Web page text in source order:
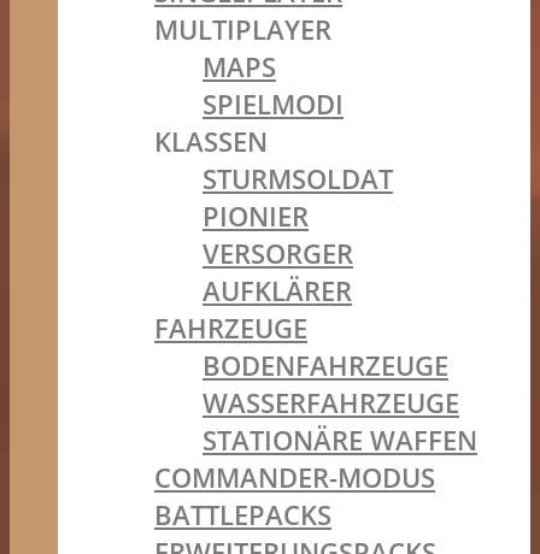
MULTIPLAYER
MAPS
SPIELMODI
KLASSEN
STURMSOLDAT
PIONIER
VERSORGER
AUFKLÄRER
FAHRZEUGE
BODENFAHRZEUGE
WASSERFAHRZEUGE
STATIONÄRE WAFFEN
COMMANDER-MODUS
BATTLEPACKS